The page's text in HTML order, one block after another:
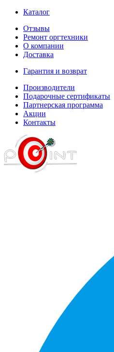
Каталог
Отзывы
Ремонт оргтехники
О компании
Доставка
Гарантия и возврат
Производители
Подарочные сертификаты
Партнерская программа
Акции
Контакты